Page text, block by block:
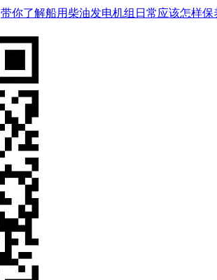
带你了解船用柴油发电机组日常应该怎样保